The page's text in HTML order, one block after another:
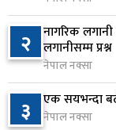
६
फागुनको
१७ घण्टा
७
ल्याइयो
१ दिन अघि
२ नागरिक
लगानीसम्म प्रश्न
नेपाल नक्सा
३ एक सयभन्दा
नेपाल नक्सा